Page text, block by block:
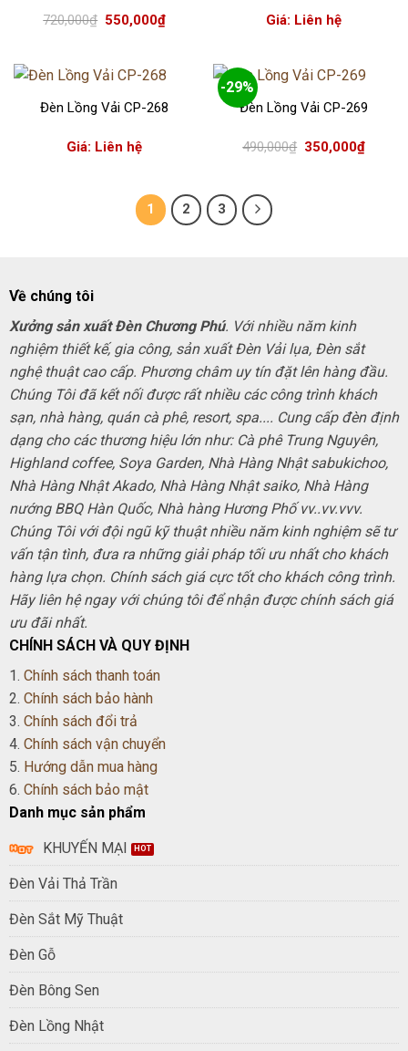
720,000₫ Giá
550,000₫Giá
hiện
550,000₫.
Giá: Liên hệ
Đèn Lồng Vải CP-268
Giá: Liên hệ
-29%
Đèn Lồng Vải CP-269
490,000₫ Giá
350,000₫Giá
hiện
1 2 3
Về chúng tôi
Xưởng sản xuất Đèn Chương Phú. Với nhiều năm kinh
nghiệm thiết kế, gia công, sản xuất Đèn Vải lụa, Đèn sắt
nghệ thuật cao cấp. Phương châm uy tín đặt lên hàng đầu.
Chúng Tôi đã kết nối được rất nhiều các công trình khách
sạn, nhà hàng, quán cà phê, resort, spa.... Cung cấp đèn định
dạng cho các thương hiệu lớn như: Cà phê Trung Nguyên,
Highland coffee, Soya Garden, Nhà Hàng Nhật sabukichoo,
Nhà Hàng Nhật Akado, Nhà Hàng Nhật saiko, Nhà Hàng
nướng BBQ Hàn Quốc, Nhà hàng Hương Phố vv..vv.vvv.
Chúng Tôi với đội ngũ kỹ thuật nhiều năm kinh nghiệm sẽ tư
vấn tận tình, đưa ra những giải pháp tối ưu nhất cho khách
hàng lựa chọn. Chính sách giá cực tốt cho khách công trình.
Hãy liên hệ ngay với chúng tôi để nhận được chính sách giá
ưu đãi nhất.
CHÍNH SÁCH VÀ QUY ĐỊNH
1. Chính sách thanh toán
2. Chính sách bảo hành
3. Chính sách đổi trả
4. Chính sách vận chuyển
5. Hướng dẫn mua hàng
6. Chính sách bảo mật
Danh mục sản phẩm
KHUYẾN MẠI
Đèn Vải Thả Trần
Đèn Sắt Mỹ Thuật
Đèn Gỗ
Đèn Bông Sen
Đèn Lồng Nhật